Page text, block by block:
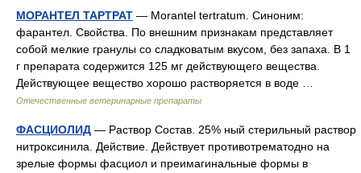
МОРАНТЕЛ ТАРТРАТ — Morantel tertratum. Синоним:
фарантел. Свойства. По внешним признакам представляет
собой мелкие гранулы со сладковатым вкусом, без запаха. В 1
г препарата содержится 125 мг действующего вещества.
Действующее вещество хорошо растворяется в воде …
Отечественные ветеринарные препараты
ФАСЦИОЛИД — Раствор Состав. 25% ный стерильный раствор
нитроксинила. Действие. Действует противотрематодно на
зрелые формы фасциол и преимагинальные формы в